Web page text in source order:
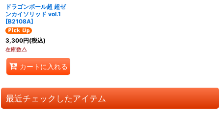
ドラゴンボール超 超ゼ
ンカイソリッド vol.1
[B2108A]
3,300円(税込)
在庫数△
カートに入れる
最近チェックしたアイテム